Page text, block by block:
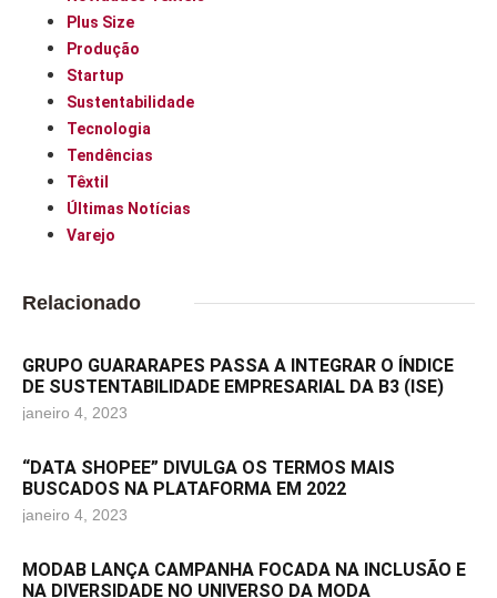
Plus Size
Produção
Startup
Sustentabilidade
Tecnologia
Tendências
Têxtil
Últimas Notícias
Varejo
Relacionado
GRUPO GUARARAPES PASSA A INTEGRAR O ÍNDICE
DE SUSTENTABILIDADE EMPRESARIAL DA B3 (ISE)
janeiro 4, 2023
“DATA SHOPEE” DIVULGA OS TERMOS MAIS
BUSCADOS NA PLATAFORMA EM 2022
janeiro 4, 2023
MODAB LANÇA CAMPANHA FOCADA NA INCLUSÃO E
NA DIVERSIDADE NO UNIVERSO DA MODA